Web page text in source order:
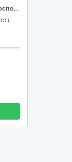
39830000-9 Продукція для чищення (Господарчі товари для Централізованої бухгалтерії Відділу культури Печерської районної в місті Києві державної адміністрації)